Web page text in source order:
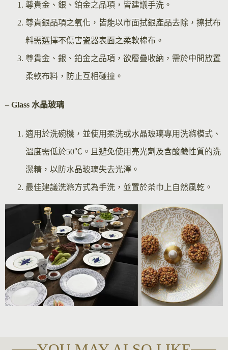
尊貴金、銀、鉑金之品項，皆建議手洗。
尊貴銀品項之氧化，皆能以市面拭銀產品去除，擦拭布
料需選擇不傷害瓷器表面之柔軟棉布。
尊貴金、銀、鉑金之品項，欲層疊收納，需於中間放置
柔軟布料，防止互相碰撞。
– Glass 水晶玻璃
適用於洗碗機，並使用柔洗或水晶玻璃專用洗滌模式、
溫度需低於50℃。且避免使用亮光劑及含酸鹼性質的洗
潔精，以防水晶玻璃失去光澤。
最佳建議洗滌方式為手洗，並置於茶巾上自然風乾。